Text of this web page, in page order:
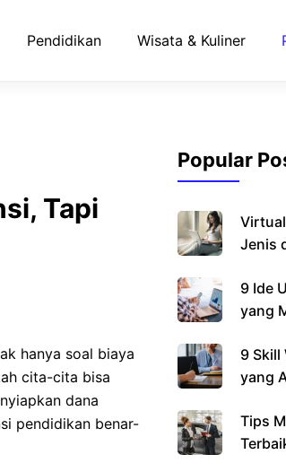
Pendidikan Wisata & Kuliner
Tapi
hanya soal biaya
cita-cita bisa
dana
pendidikan benar-
Popular
Jenis
9 Ide
yang
9 Skill
yang
Tips